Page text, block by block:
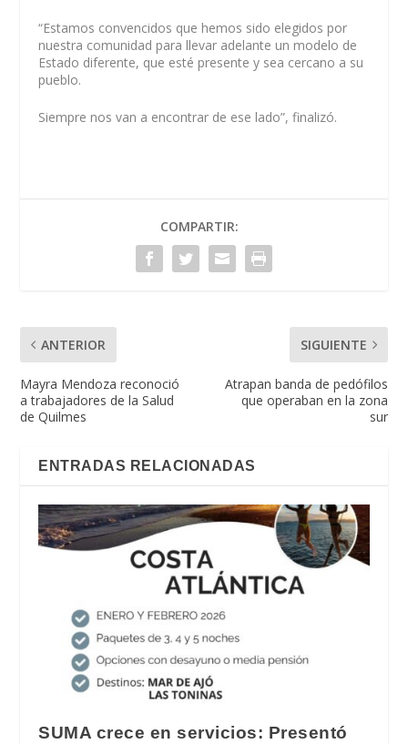
“Estamos convencidos que hemos sido elegidos por
nuestra comunidad para llevar adelante un modelo de
Estado diferente, que esté presente y sea cercano a su
pueblo.
Siempre nos van a encontrar de ese lado”, finalizó.
COMPARTIR:
ANTERIOR
Mayra Mendoza reconoció
a trabajadores de la Salud
de Quilmes
SIGUIENTE
Atrapan banda de pedófilos
que operaban en la zona
sur
ENTRADAS RELACIONADAS
SUMA crece en servicios: Presentó